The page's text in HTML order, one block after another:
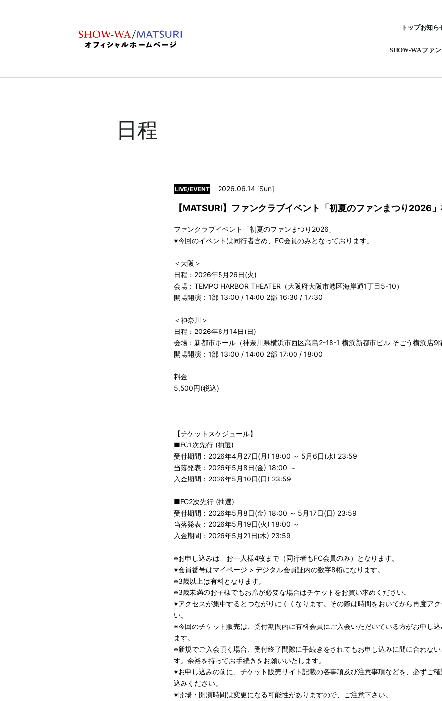
トップお知ら
SHOW-WA ファ
日程
2026.06.14 [Sun]
LIVE/EVENT
【MATSURI】ファンクラブイベント「初夏のファンまつり2026
ファンクラブイベント「初夏のファンまつり2026」
※今回のイベントは同行者含め、FC会員のみとなっております。
＜大阪＞
日程：2026年5月26日(火)
会場：TEMPO HARBOR THEATER（大阪府大阪市港区海岸通1丁目5-10）
開場開演：1部 13:00 / 14:00 2部 16:30 / 17:30
＜神奈川＞
日程：2026年6月14日(日)
会場：新都市ホール（神奈川県横浜市西区高島2-18-1 横浜新都市ビル そごう横浜店9
開場開演：1部 13:00 / 14:00 2部 17:00 / 18:00
料金
5,500円(税込)
───────────────────────
【チケットスケジュール】
■FC1次先行 (抽選)
受付期間：2026年4月27日(月) 18:00 ～ 5月6日(水) 23:59
当落発表：2026年5月8日(金) 18:00 ～
入金期間：2026年5月10日(日) 23:59
■FC2次先行 (抽選)
受付期間：2026年5月8日(金) 18:00 ～ 5月17日(日) 23:59
当落発表：2026年5月19日(火) 18:00 ～
入金期間：2026年5月21日(木) 23:59
※お申し込みは、お一人様4枚まで（同行者もFC会員のみ）となります。
※会員番号はマイページ > デジタル会員証内の数字8桁になります。
※3歳以上は有料となります。
※3歳未満のお子様でもお席が必要な場合はチケットをお買い求めください。
※アクセスが集中するとつながりにくくなります。その際は時間をおいてから再度ア
い。
※今回のチケット販売は、受付期間内に有料会員にご入会いただいている方がお申し
ます。
※新規でご入会頂く場合、受付終了間際に手続きをされてもお申し込みに間に合わな
す。余裕を持ってお手続きをお願いいたします。
※お申し込みの前に、チケット販売サイト記載の各事項及び注意事項などを、必ずご
込みください。
※開場・開演時間は変更になる可能性がありますので、ご注意下さい。